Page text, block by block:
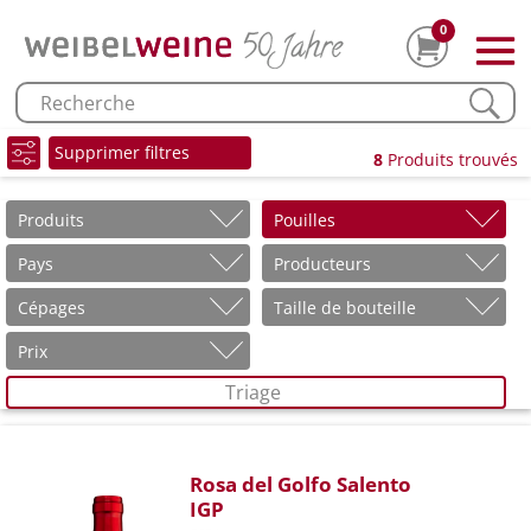
0
Supprimer filtres 8 Produits trouvés
Produits
Pouilles
Pays
Producteurs
Cépages
Taille de bouteille
Prix
Triage
Rosa del Golfo Salento
IGP